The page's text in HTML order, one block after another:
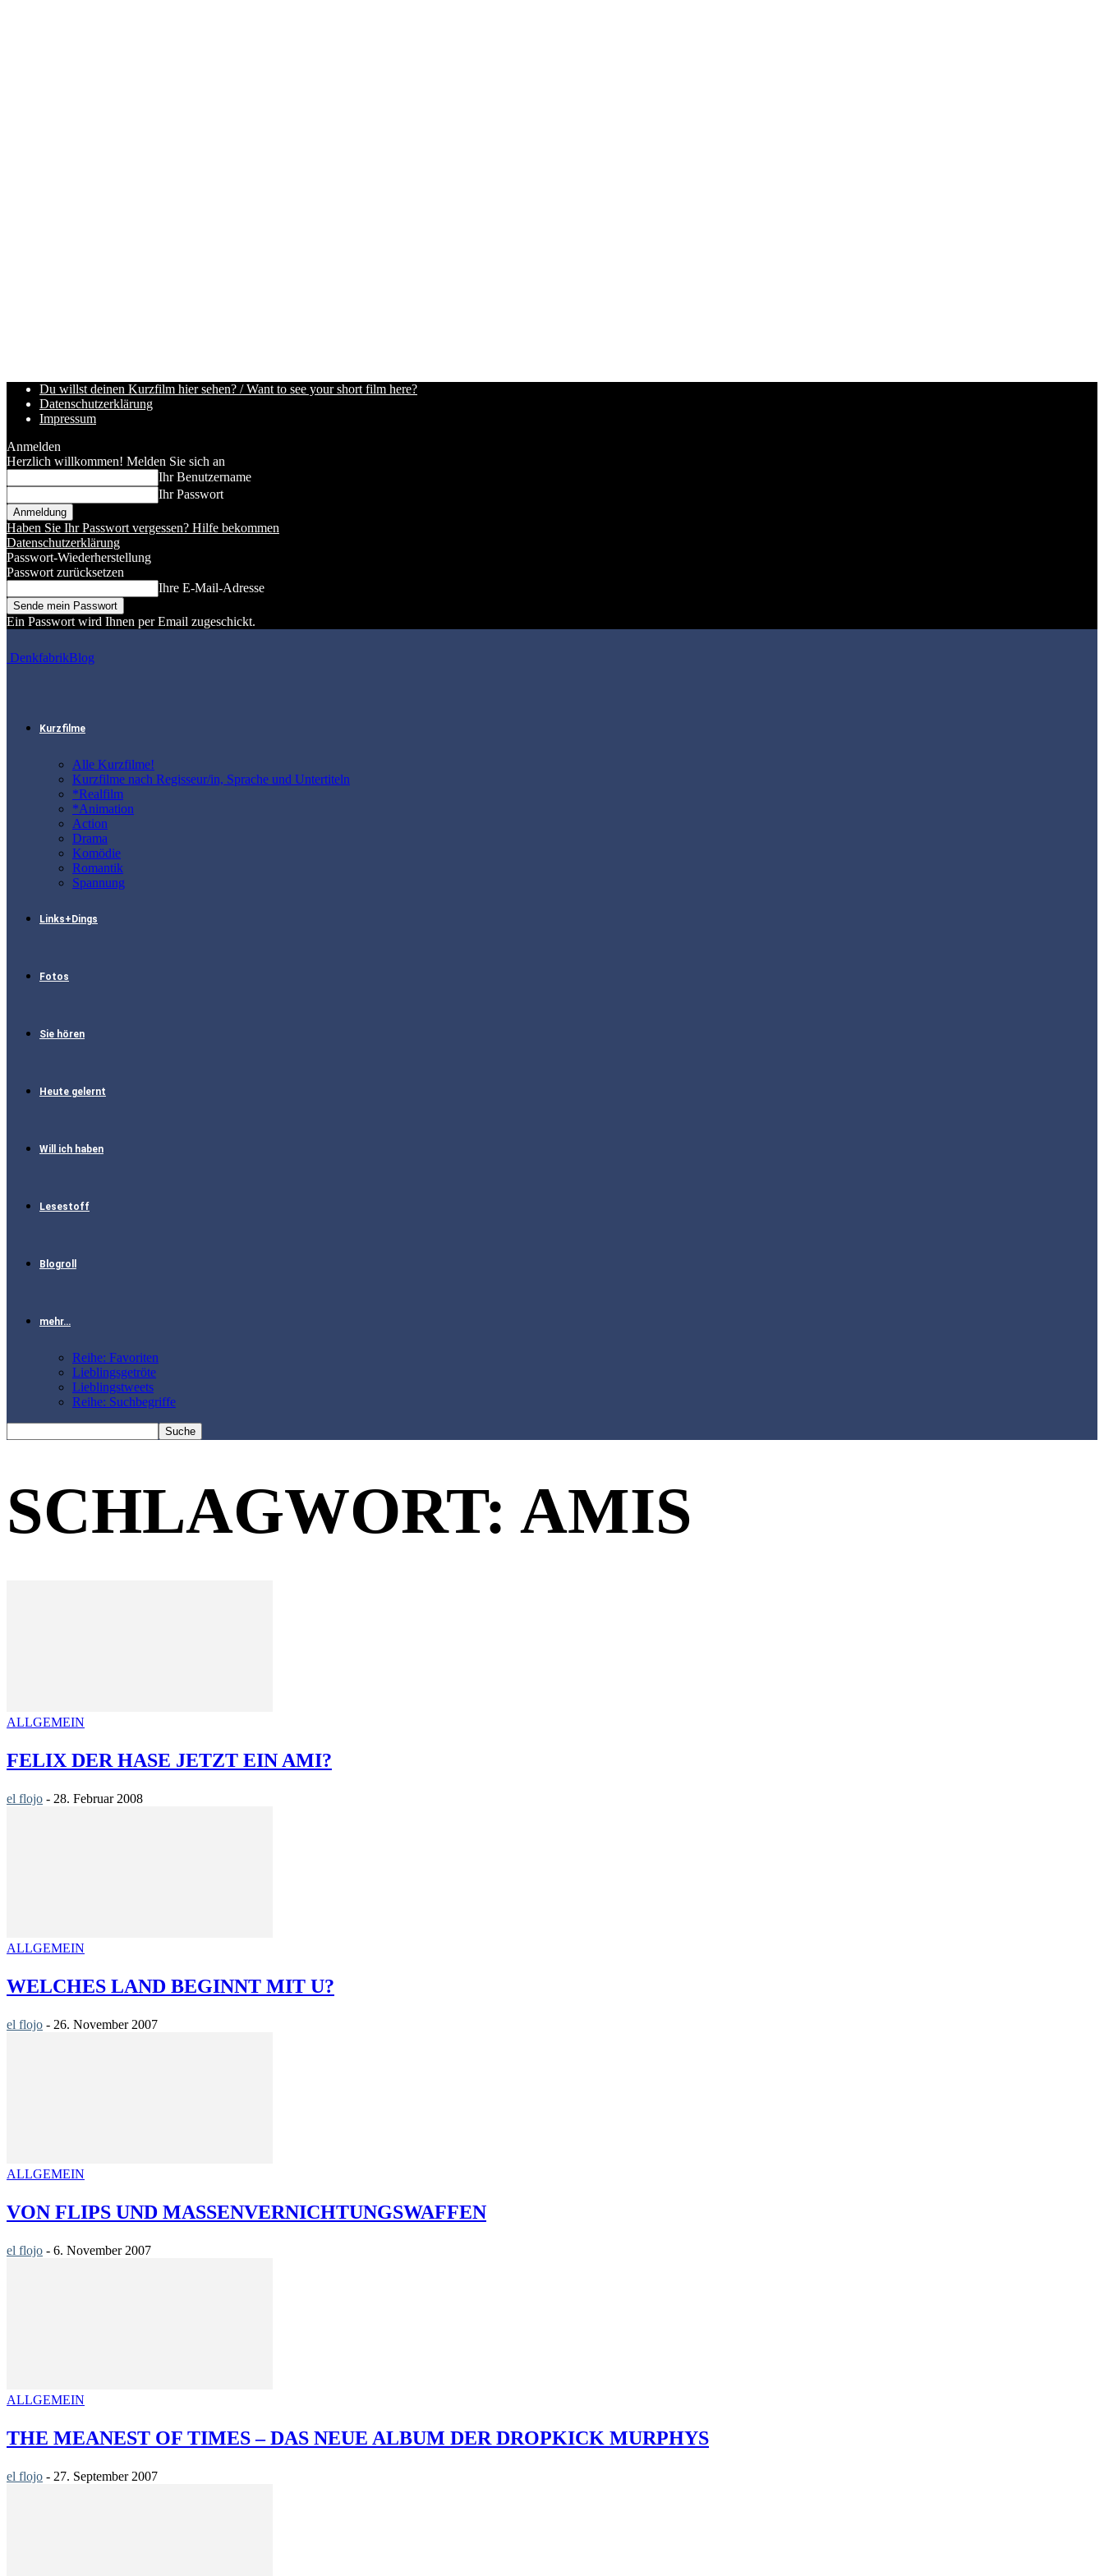
Du willst deinen Kurzfilm hier sehen? / Want to see your short film here?
Datenschutzerklärung
Impressum
Anmelden
Herzlich willkommen! Melden Sie sich an
Ihr Benutzername
Ihr Passwort
Haben Sie Ihr Passwort vergessen? Hilfe bekommen
Datenschutzerklärung
Passwort-Wiederherstellung
Passwort zurücksetzen
Ihre E-Mail-Adresse
Ein Passwort wird Ihnen per Email zugeschickt.
DenkfabrikBlog
Kurzfilme
Alle Kurzfilme!
Kurzfilme nach Regisseur/in, Sprache und Untertiteln
*Realfilm
*Animation
Action
Drama
Komödie
Romantik
Spannung
Links+Dings
Fotos
Sie hören
Heute gelernt
Will ich haben
Lesestoff
Blogroll
mehr…
Reihe: Favoriten
Lieblingsgetröte
Lieblingstweets
Reihe: Suchbegriffe
SCHLAGWORT: AMIS
ALLGEMEIN
FELIX DER HASE JETZT EIN AMI?
el flojo - 28. Februar 2008
ALLGEMEIN
WELCHES LAND BEGINNT MIT U?
el flojo - 26. November 2007
ALLGEMEIN
VON FLIPS UND MASSENVERNICHTUNGSWAFFEN
el flojo - 6. November 2007
ALLGEMEIN
THE MEANEST OF TIMES – DAS NEUE ALBUM DER DROPKICK MURPHYS
el flojo - 27. September 2007